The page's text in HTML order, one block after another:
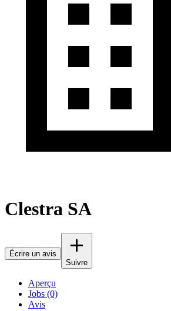
Clestra SA
Écrire un avis
Suivre
Aperçu
Jobs (0)
Avis